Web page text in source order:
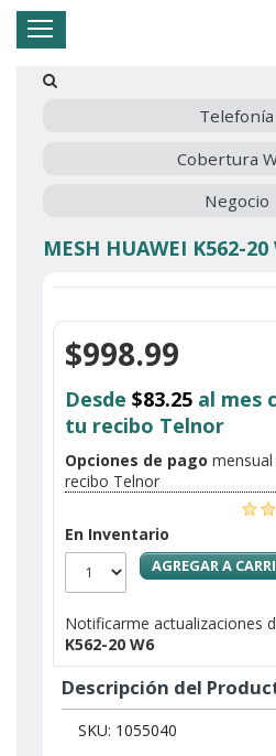
Hogar
Telefonía
Cobertura
Negocio
MESH HUAWEI K562-20
$998.99
Desde$83.25 al mes
tu recibo Telnor
Opciones de pago
recibo Telnor
En Inventario
AGREGAR A
Notificarme actualizaciones
K562-20 W6
Descripción del
SKU: 1055040